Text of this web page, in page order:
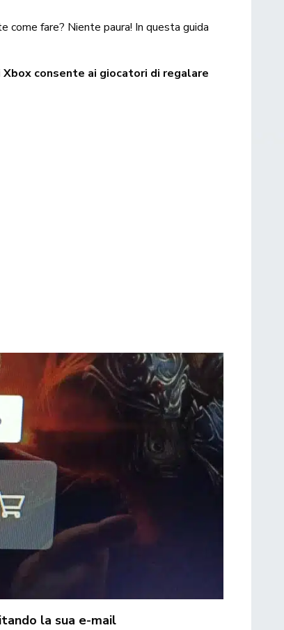
come fare? Niente paura! In questa guida
consente ai giocatori di regalare
la sua e-mail